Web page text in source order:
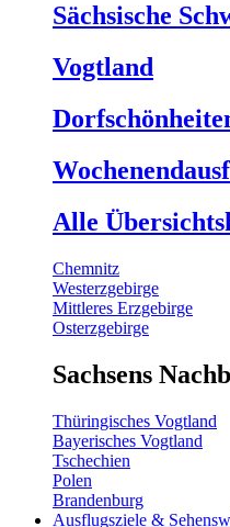
Sächsische
Vogtland
Alle
Chemnitz
Westerzgebirge
Mittleres Erzgebirge
Osterzgebirge
Sachsens
Thüringisches Vogtland
Bayerisches Vogtland
Tschechien
Polen
Brandenburg
Ausflugsziele &